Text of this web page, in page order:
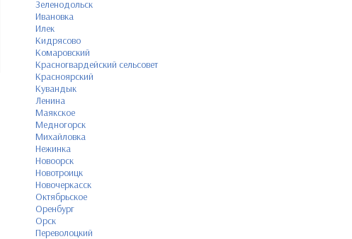
Зеленодольск
Ивановка
Илек
Кидрясово
Комаровский
Красногвардейский сельсовет
Красноярский
Кувандык
Ленина
Маякское
Медногорск
Михайловка
Нежинка
Новоорск
Новотроицк
Новочеркасск
Октябрьское
Оренбург
Орск
Переволоцкий